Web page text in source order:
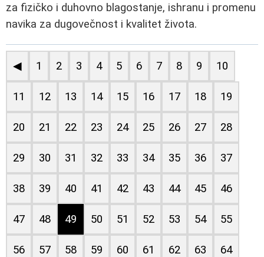
za fizičko i duhovno blagostanje, ishranu i promenu
navika za dugovečnost i kvalitet života.
◀ 1 2 3 4 5 6 7 8 9 10
11 12 13 14 15 16 17 18 19
20 21 22 23 24 25 26 27 28
29 30 31 32 33 34 35 36 37
38 39 40 41 42 43 44 45 46
47 48 49 50 51 52 53 54 55
56 57 58 59 60 61 62 63 64